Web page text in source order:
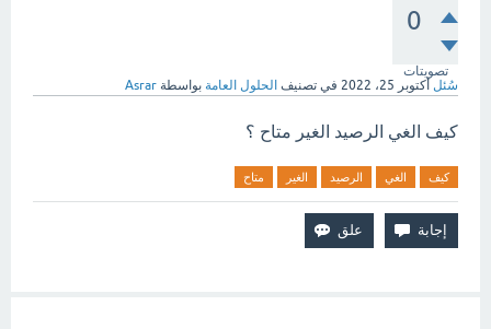
0
تصويتات
سُئل أكتوبر 25، 2022 في تصنيف الحلول العامة بواسطة Asrar
كيف الغي الرصيد الغير متاح ؟
كيف الغي الرصيد الغير متاح